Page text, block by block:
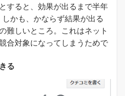
すると、効果が出るまで半年
かも、かならず結果が出る
難しいところ。これはネット
合対象になってしまうためで
る